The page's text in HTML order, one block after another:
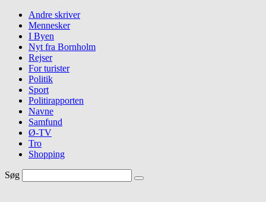
Andre skriver
Mennesker
I Byen
Nyt fra Bornholm
Rejser
For turister
Politik
Sport
Politirapporten
Navne
Samfund
Ø-TV
Tro
Shopping
Søg